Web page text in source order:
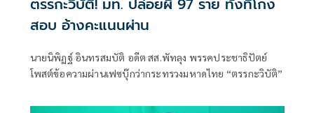
สอบ อ้างคะแนนผ่าน
นายนิพิฏฐ์ อินทรสมบัติ อดีต สส.พัทลุง พรรคประชาธิปัตย์
โพสต์ข้อความผ่านเฟซบุ๊กว่ากระทรวงมหาดไทย “ตรรกะวิบัติ”